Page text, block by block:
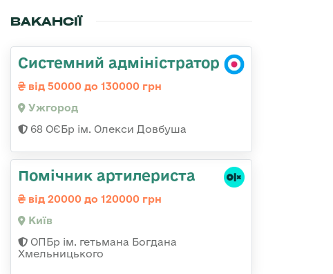
ВАКАНСІЇ
Системний адміністратор
від 50000 до 130000 грн
Ужгород
68 ОЄБр ім. Олекси Довбуша
Помічник артилериста
від 20000 до 120000 грн
Київ
ОПБр ім. гетьмана Богдана
Хмельницького